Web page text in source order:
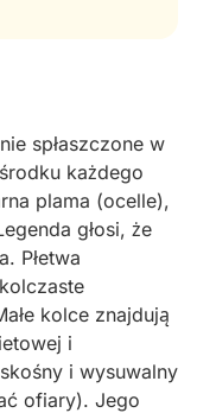
spłaszczone w
każdego
plama (ocelle),
głosi, że
Płetwa
kolce znajdują
i
i wysuwalny
ofiary). Jego